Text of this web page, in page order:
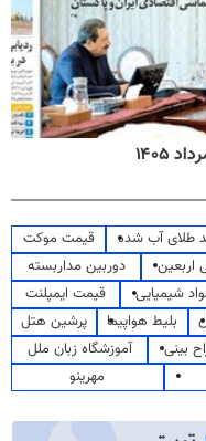
طلای آب شده
قیمت موکت
اربعین
دوربین مداربسته
شیمیایی
قیمت ایمپلنت
بلیط هواپیما
پرشین هتل
بینی
آموزشگاه زبان ملل
مهرینو